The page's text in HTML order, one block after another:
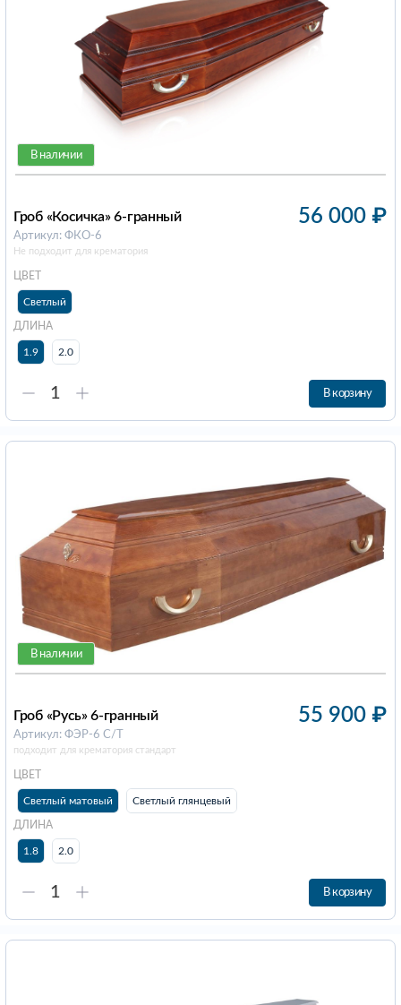
В наличии
Гроб «Косичка» 6-гранный
Артикул: ФКО-6
Не подходит для крематория
56 000 ₽
ЦВЕТ
Светлый
ДЛИНА
1.9 2.0
В корзину
В наличии
Гроб «Русь» 6-гранный
Артикул: ФЭР-6 С/Т
подходит для крематория стандарт
55 900 ₽
ЦВЕТ
Светлый матовый Светлый глянцевый
ДЛИНА
1.8 2.0
В корзину